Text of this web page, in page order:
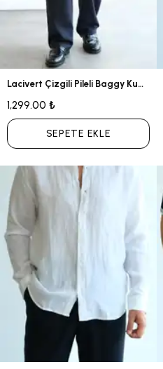
Lacivert Çizgili Pileli Baggy Kumaş Pantolon
1,299.00 ₺
SEPETE EKLE